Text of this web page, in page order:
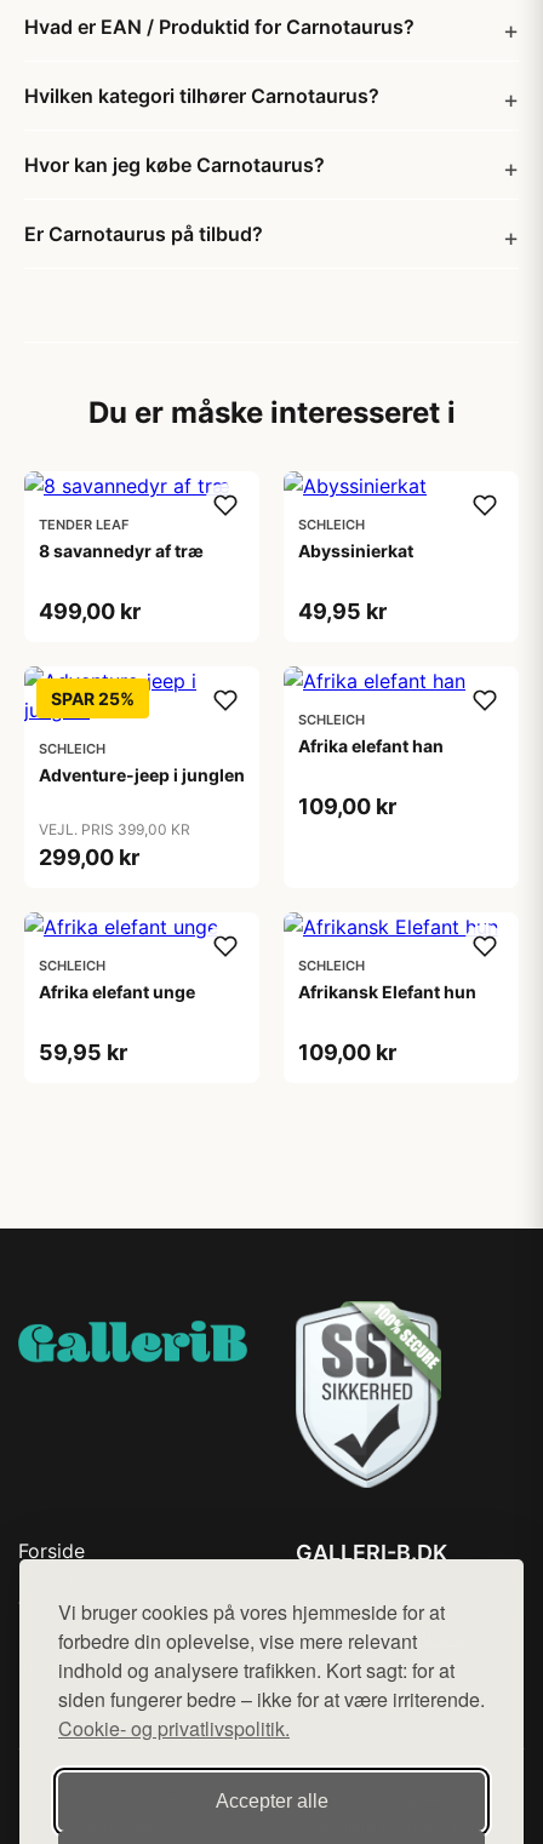
Vi bruger cookies på vores hjemmeside for at
forbedre din oplevelse, vise mere relevant
indhold og analysere trafikken. Kort sagt: for at
siden fungerer bedre – ikke for at være irriterende.
Cookie- og privatlivspolitik.
Accepter alle
Hvad er EAN / Produktid for Carnotaurus?
Hvilken kategori tilhører Carnotaurus?
Hvor kan jeg købe Carnotaurus?
Er Carnotaurus på tilbud?
Du er måske interesseret i
TENDER LEAF
8 savannedyr af træ
499,00 kr
SCHLEICH
Abyssinierkat
49,95 kr
SPAR 25%
SCHLEICH
Adventure-jeep i junglen
VEJL. PRIS 399,00 KR
299,00 kr
SCHLEICH
Afrika elefant han
109,00 kr
SCHLEICH
Afrika elefant unge
59,95 kr
SCHLEICH
Afrikansk Elefant hun
109,00 kr
Forside
Top Rabatter
Blog
Kontakt
GALLERI-B.DK
Mail: hej@want.dk
Cookie- og privatlivspolitik
Denne side er en del af want.dk, der udgiver en række
hjemmesider med præsentation af forskellige produkter fra